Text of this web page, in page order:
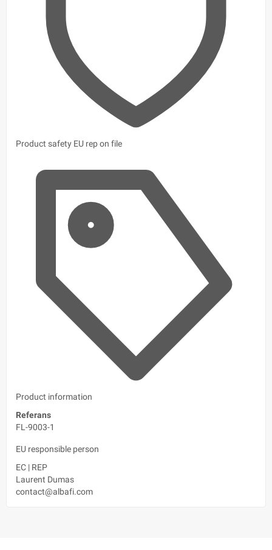
Product safety EU rep on file
Product information
Referans
FL-9003-1
EU responsible person
EC | REP
Laurent Dumas
contact@albafi.com